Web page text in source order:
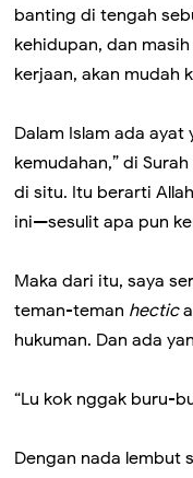
banting di tengah
kehidupan, dan
kerjaan, akan mudah
Dalam Islam ada
kemudahan,” di
di situ. Itu berarti
ini—sesulit apa pun
Maka dari itu, saya
teman-teman hectic
hukuman. Dan ada
“Lu kok nggak buru-
Dengan nada lembut